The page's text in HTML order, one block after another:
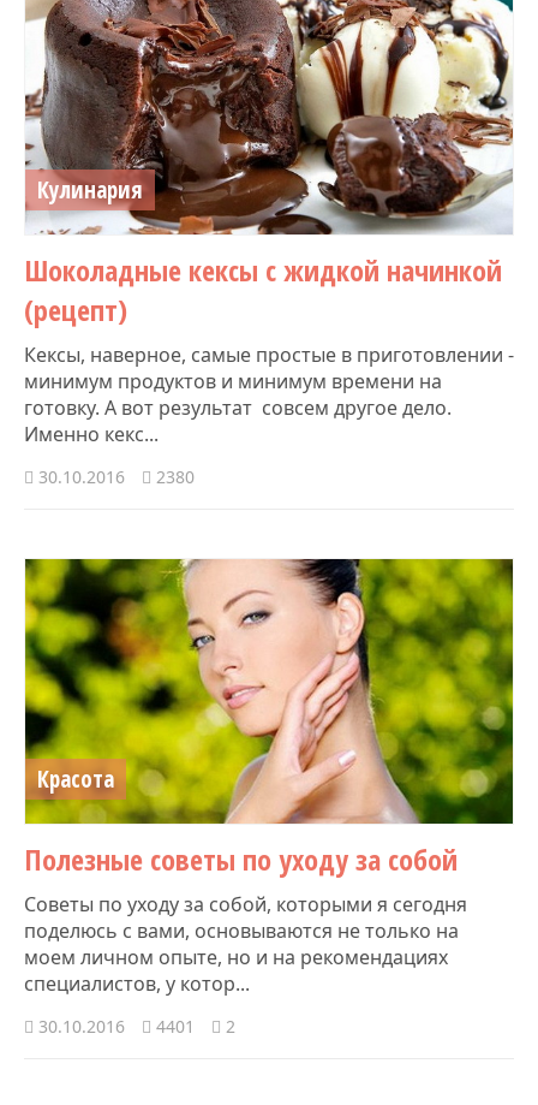
Кулинария
Шоколадные кексы с жидкой начинкой
(рецепт)
Кексы, наверное, самые простые в приготовлении -
минимум продуктов и минимум времени на
готовку. А вот результат совсем другое дело.
Именно кекс...
30.10.2016 2380
Красота
Полезные советы по уходу за собой
Советы по уходу за собой, которыми я сегодня
поделюсь с вами, основываются не только на
моем личном опыте, но и на рекомендациях
специалистов, у котор...
30.10.2016 4401 2